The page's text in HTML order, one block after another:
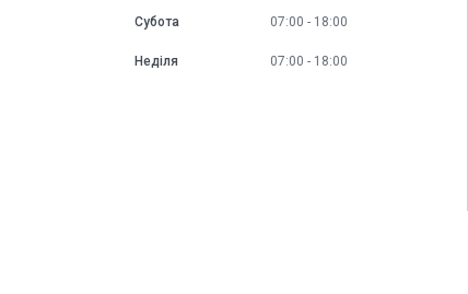
Субота 07:00 18:00
Неділя 07:00 18:00